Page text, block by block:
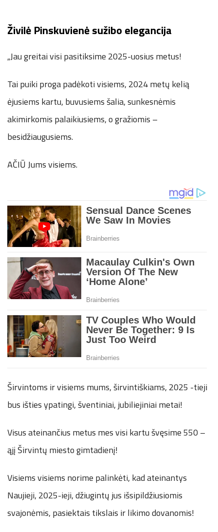
Živilė Pinskuvienė sužibo elegancija
„Jau greitai visi pasitiksime 2025-uosius metus!
Tai puiki proga padėkoti visiems, 2024 metų kelią
ėjusiems kartu, buvusiems šalia, sunkesnėmis
akimirkomis palaikiusiems, o gražiomis –
besidžiaugusiems.
AČIŪ Jums visiems.
Širvintoms ir visiems mums, širvintiškiams, 2025 -tieji
bus išties ypatingi, šventiniai, jubiliejiniai metai!
Visus ateinančius metus mes visi kartu švęsime 550 –
ąjį Širvintų miesto gimtadienį!
Visiems visiems norime palinkėti, kad ateinantys
Naujieji, 2025-ieji, džiugintų jus išsipildžiusiomis
svajonėmis, pasiektais tikslais ir likimo dovanomis!